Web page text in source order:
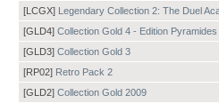
[LCGX] Legendary Collection 2: The Duel
[GLD4] Collection Gold 4 - Edition Pyramides
[GLD3] Collection Gold 3
[RP02] Retro Pack 2
[GLD2] Collection Gold 2009